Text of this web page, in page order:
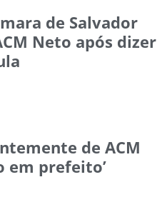
de Salvador
Neto após dizer
de ACM
em prefeito’